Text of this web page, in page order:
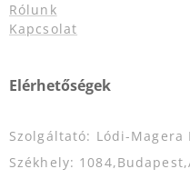
Rólunk
Kapcsolat
Elérhetőségek
Szolgáltató: Lódi-Magera
Székhely: